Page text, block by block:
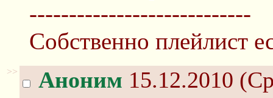
----------------------------
Собственно плейлист
>> Аноним 15.12.2010